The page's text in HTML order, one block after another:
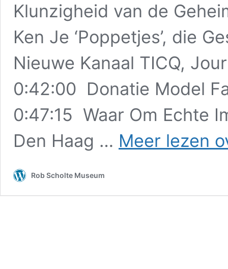
Klunzigheid van de
Ken Je ‘Poppetjes’, die
Nieuwe Kanaal TICQ,
0:42:00 Donatie Model
0:47:15 Waar Om Echte
Den Haag … Meer lezen
Rob Scholte Museum